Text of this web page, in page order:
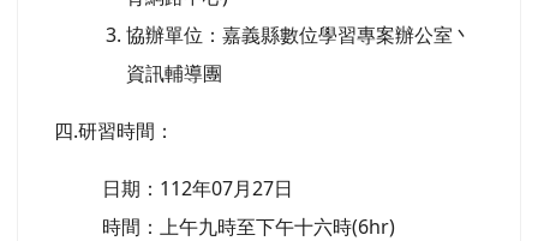
協辦單位：嘉義縣數位學習專案辦公室丶
資訊輔導團
四.研習時間：
日期：112年07月27日
時間：上午九時至下午十六時(6hr)